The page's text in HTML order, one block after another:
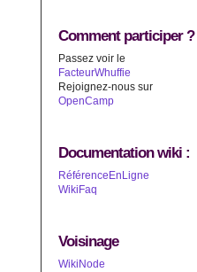
Comment participer ?
Passez voir le
FacteurWhuffie
Rejoignez-nous sur
OpenCamp
Documentation wiki :
RéférenceEnLigne
WikiFaq
Voisinage
WikiNode